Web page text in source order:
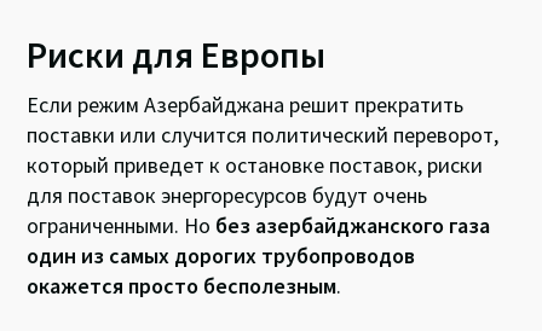
Риски для Европы
Если режим Азербайджана решит прекратить
поставки или случится политический переворот,
который приведет к остановке поставок, риски
для поставок энергоресурсов будут очень
ограниченными. Но без азербайджанского газа
один из самых дорогих трубопроводов
окажется просто бесполезным.